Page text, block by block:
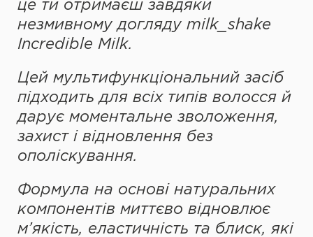
це ти отримаєш завдяки
незмивному догляду milk_shake
Incredible Milk.
Цей мультифункціональний засіб
підходить для всіх типів волосся й
дарує моментальне зволоження,
захист і відновлення без
ополіскування.
Формула на основі натуральних
компонентів миттєво відновлює
м’якість, еластичність та блиск, які